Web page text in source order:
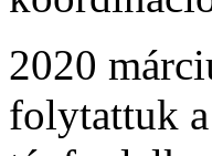
2020
folytattuk